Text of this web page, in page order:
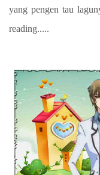
yang pengen tau
reading.....